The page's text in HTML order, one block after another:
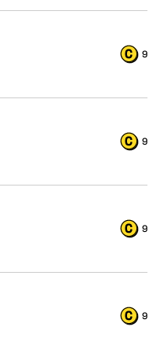
9
9
9
9